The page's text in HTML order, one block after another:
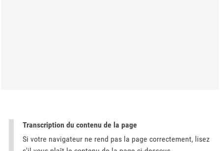
Transcription du contenu de la page
Si votre navigateur ne rend pas la page correctement, lisez